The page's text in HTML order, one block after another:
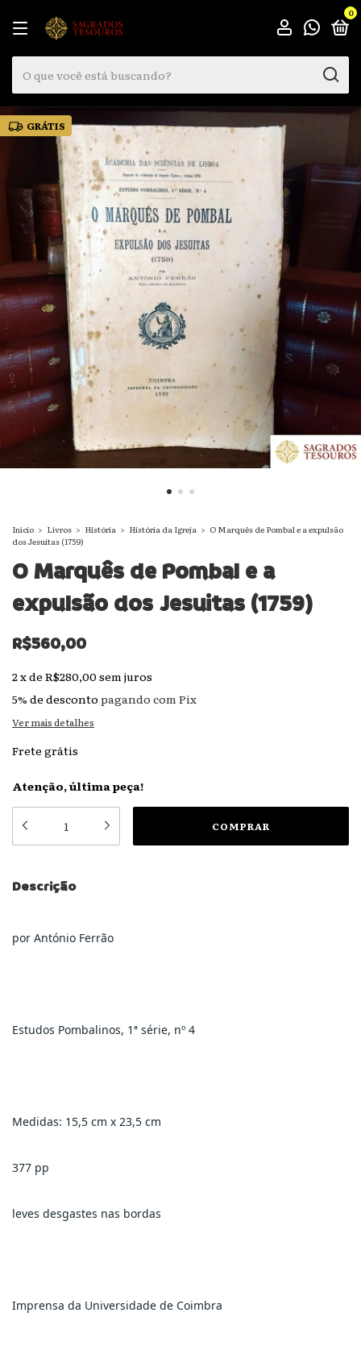
0
GRÁTIS
Início > Livros > História > História da Igreja > O Marquês de Pombal e a expulsão
dos Jesuitas (1759)
O Marquês de Pombal e a
expulsão dos Jesuitas (1759)
R$560,00
2xde R$280,00 sem juros
5% de desconto pagando com Pix
Ver mais detalhes
Frete grátis
Atenção, última peça!
Descrição
por António Ferrão
Estudos Pombalinos, 1ª série, nº 4
Medidas: 15,5 cm x 23,5 cm
377 pp
leves desgastes nas bordas
Imprensa da Universidade de Coimbra